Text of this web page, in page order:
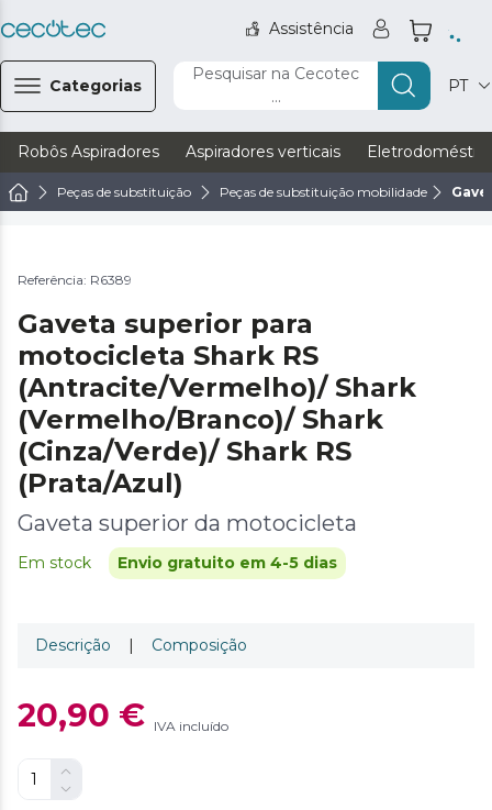
Assistência
Categorias
Pesquisar na Cecotec
...
PT
Robôs Aspiradores Aspiradores verticais
Peças de substituição Peças de substituição mobilidade
Referência: R6389
Gaveta superior para
motocicleta Shark RS
(Antracite/Vermelho)/ Shark
(Vermelho/Branco)/ Shark
(Cinza/Verde)/ Shark RS
(Prata/Azul)
Gaveta superior da motocicleta
Em stock Envio gratuito em 4-5 dias
Descrição | Composição
20,90 € IVA incluído